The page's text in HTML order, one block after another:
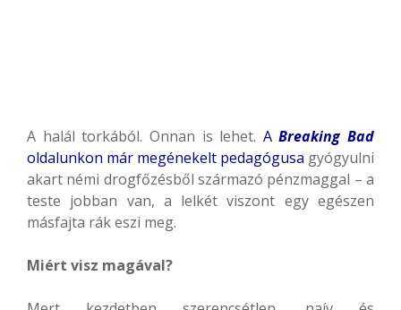
A halál torkából. Onnan is lehet. ABreaking Bad
oldalunkon már megénekelt pedagógusa gyógyulni
akart némi drogfőzésből származó pénzmaggal – a
teste jobban van, a lelkét viszont egy egészen
másfajta rák eszi meg.
Miért visz magával?